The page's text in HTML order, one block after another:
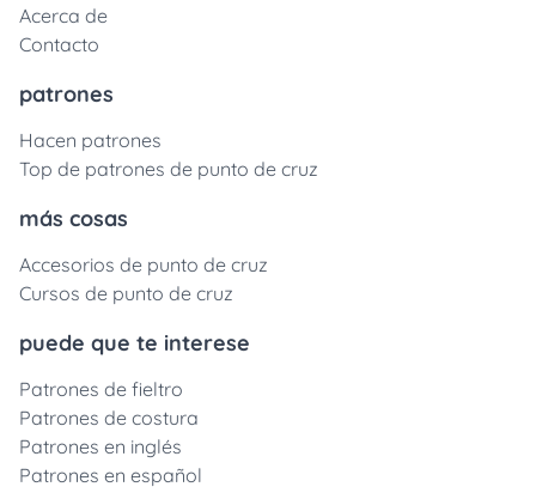
Acerca de
Contacto
patrones
Hacen patrones
Top de patrones de punto de cruz
más cosas
Accesorios de punto de cruz
Cursos de punto de cruz
puede que te interese
Patrones de fieltro
Patrones de costura
Patrones en inglés
Patrones en español